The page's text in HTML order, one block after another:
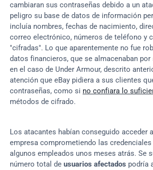
cambiaran sus contraseñas debido a un
peligro su base de datos de información
incluía nombres, fechas de nacimiento,
correo electrónico, números de teléfono y
"cifradas". Lo que aparentemente no fue
datos financieros, que se almacenaban por
en el caso de Under Armour, descrito
atención que eBay pidiera a sus clientes
contraseñas, como si no confiara lo
métodos de cifrado.
Los atacantes habían conseguido acceder
empresa comprometiendo las
algunos empleados unos meses atrás. Se
número total de usuarios afectados podría